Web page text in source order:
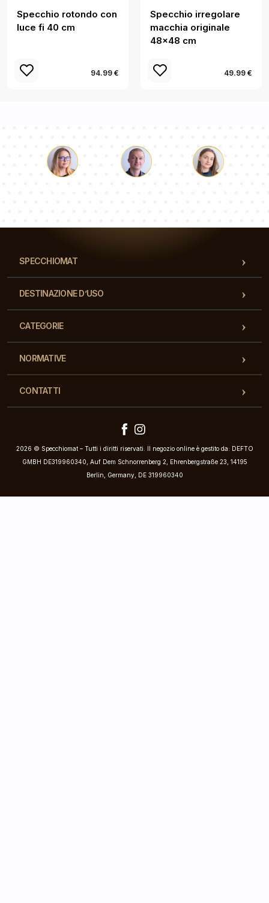
Specchio rotondo con
luce fi 40 cm
94.99 €
Specchio irregolare
macchia originale
48x48 cm
49.99 €
SPECCHIOMAT
DESTINAZIONE D’USO
CATEGORIE
NORMATIVE
CONTATTI
2026 © Specchiomat – Tutti i diritti riservati. Il negozio online è gestito da: DEFTO
GMBH DE319960340, Auf Dem Schnorrenberg 2, Ehrenbergstraße 23, 14195
Berlin, Germany, DE 319960340